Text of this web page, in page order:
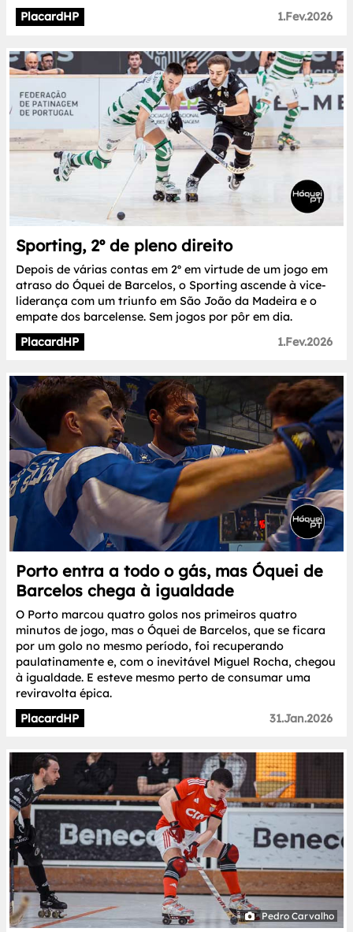
PlacardHP
1.Fev.2026
Sporting, 2º de pleno direito
Depois de várias contas em 2º em virtude de um jogo em
atraso do Óquei de Barcelos, o Sporting ascende à vice-
liderança com um triunfo em São João da Madeira e o
empate dos barcelense. Sem jogos por pôr em dia.
PlacardHP
1.Fev.2026
Porto entra a todo o gás, mas Óquei de
Barcelos chega à igualdade
O Porto marcou quatro golos nos primeiros quatro
minutos de jogo, mas o Óquei de Barcelos, que se ficara
por um golo no mesmo período, foi recuperando
paulatinamente e, com o inevitável Miguel Rocha, chegou
à igualdade. E esteve mesmo perto de consumar uma
reviravolta épica.
PlacardHP
31.Jan.2026
Pedro Carvalho